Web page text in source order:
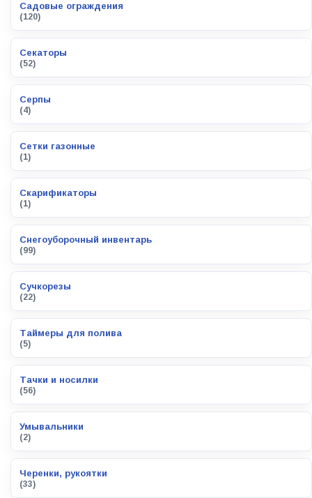
Садовые ограждения
(120)
Секаторы
(52)
Серпы
(4)
Сетки газонные
(1)
Скарификаторы
(1)
Снегоуборочный инвентарь
(99)
Сучкорезы
(22)
Таймеры для полива
(5)
Тачки и носилки
(56)
Умывальники
(2)
Черенки, рукоятки
(33)